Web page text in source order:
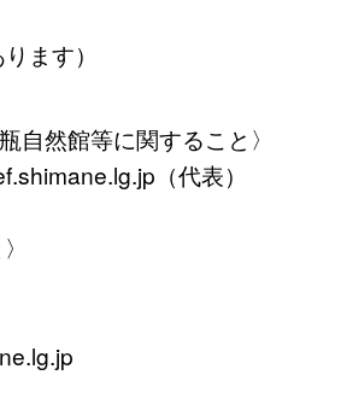
ます）
然館等に関すること〉
（代表）